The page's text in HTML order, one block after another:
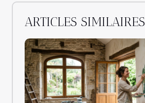
ARTICLES SIMILAIRES